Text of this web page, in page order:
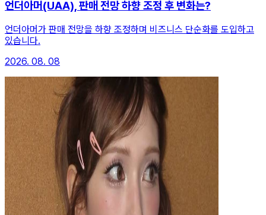
언더아머(UAA), 판매 전망 하향 조정 후 변화는?
언더아머가 판매 전망을 하향 조정하며 비즈니스 단순화를 도입하고
있습니다.
2026. 08. 08